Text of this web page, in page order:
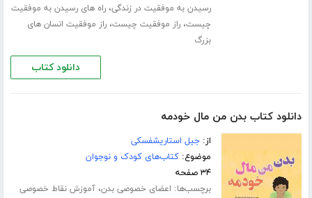
رسیدن به موفقیت در زندگی،راه های رسیدن به موفقیت
چیست،راز موفقیت چیست،راز موفقیت انسان های
بزرگ
دانلود کتاب
دانلود کتاب بدن من مال خودمه
از:جیل استاریشفسکی
موضوع:کتاب‌های کودک و نوجوان
۳۴ صفحه
برچسب‌ها: اعضای خصوصی بدن،آموزش نقاط خصوصی